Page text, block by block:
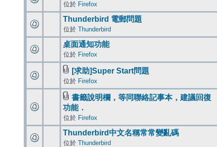
位於 Firefox
Thunderbird 電郵問題
位於 Thunderbird
桌面通知功能
位於 Firefox
[求助]Super Start問題
位於 Firefox
書籤說明欄，等同聯絡記事本，建議回復
功能．
位於 Firefox
Thunderbird中文名稱常常變亂碼
位於 Thunderbird